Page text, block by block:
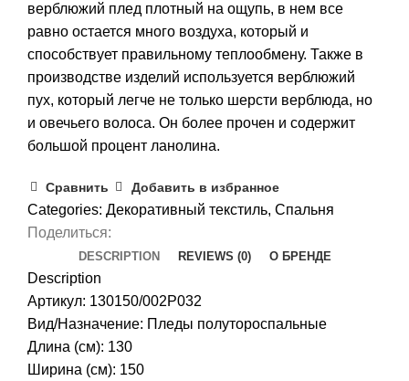
верблюжий плед плотный на ощупь, в нем все
равно остается много воздуха, который и
способствует правильному теплообмену. Также в
производстве изделий используется верблюжий
пух, который легче не только шерсти верблюда, но
и овечьего волоса. Он более прочен и содержит
большой процент ланолина.
Сравнить Добавить в избранное
Categories: Декоративный текстиль, Спальня
Поделиться:
DESCRIPTION REVIEWS (0) О БРЕНДЕ
Description
Артикул: 130150/002P032
Вид/Назначение: Пледы полутороспальные
Длина (см): 130
Ширина (см): 150